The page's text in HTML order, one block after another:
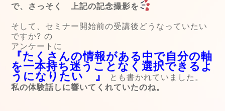
で、さっそく 上記の記念撮影を
そして、セミナー開始前の受講後どうなっていたい
ですか? の
アンケートに
『たくさんの情報がある中で自分の軸
を一本持ち迷うことなく選択できるよ
うになりたい 』とも書かれていました。
私の体験話しに響いてくれていたのね。